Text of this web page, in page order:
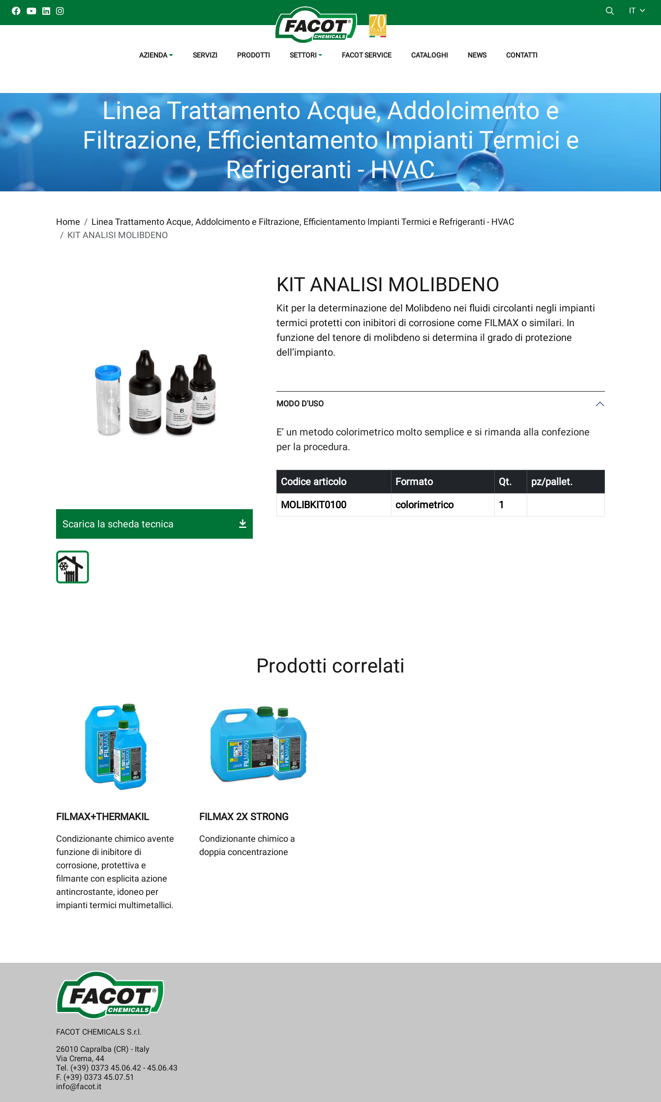
IT
AZIENDA SERVIZI PRODOTTI SETTORI FACOT SERVICE CATALOGHI NEWS CONTATTI
Linea Trattamento Acque, Addolcimento e
Filtrazione, Efficientamento Impianti Termici e
Refrigeranti - HVAC
Home
Linea Trattamento Acque, Addolcimento e Filtrazione, Efficientamento Impianti Termici e Refrigeranti - HVAC
KIT ANALISI MOLIBDENO
KIT ANALISI MOLIBDENO
Scarica la scheda tecnica
Kit per la determinazione del Molibdeno nei fluidi circolanti negli impianti
termici protetti con inibitori di corrosione come FILMAX o similari. In
funzione del tenore di molibdeno si determina il grado di protezione
dell’impianto.
MODO D'USO
E’ un metodo colorimetrico molto semplice e si rimanda alla confezione
per la procedura.
Codice articolo Formato Qt.
pz/pallet.
MOLIBKIT0100
colorimetrico 1
Prodotti correlati
FILMAX+THERMAKIL
Condizionante chimico avente
funzione di inibitore di
corrosione, protettiva e
filmante con esplicita azione
antincrostante, idoneo per
impianti termici multimetallici.
FILMAX 2X STRONG
Condizionante chimico a
doppia concentrazione
FACOT CHEMICALS S.r.l.
26010 Capralba (CR) - Italy
Via Crema, 44
Tel. (+39) 0373 45.06.42 - 45.06.43
F. (+39) 0373 45.07.51
info@facot.it